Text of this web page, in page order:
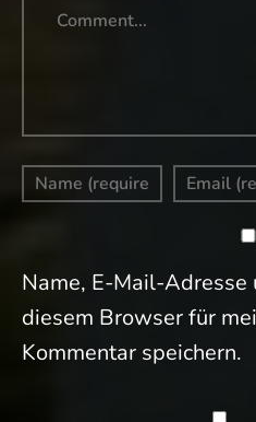
Name, E-Mail-Adresse
diesem Browser für
Kommentar speichern.